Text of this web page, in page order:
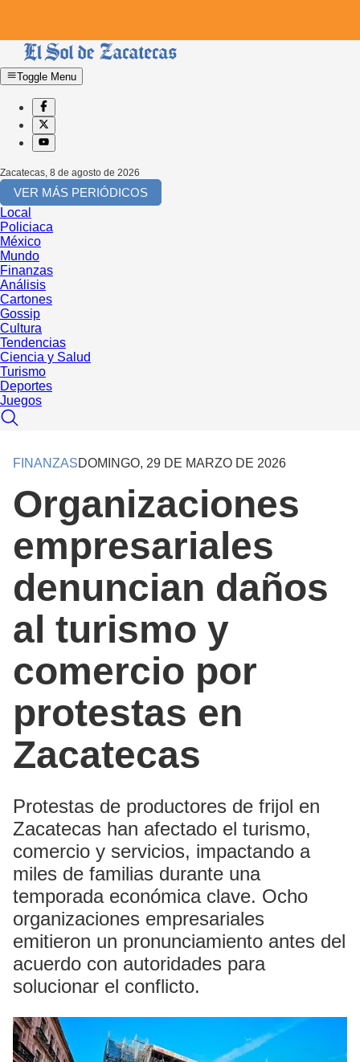
Toggle Menu
Zacatecas, 8 de agosto de 2026
VER MÁS PERIÓDICOS
Local
Policiaca
México
Mundo
Finanzas
Análisis
Cartones
Gossip
Cultura
Tendencias
Ciencia y Salud
Turismo
Deportes
Juegos
FINANZASDOMINGO, 29 DE MARZO DE 2026
Organizaciones
empresariales
denuncian daños
al turismo y
comercio por
protestas en
Zacatecas
Protestas de productores de frijol en
Zacatecas han afectado el turismo,
comercio y servicios, impactando a
miles de familias durante una
temporada económica clave. Ocho
organizaciones empresariales
emitieron un pronunciamiento antes del
acuerdo con autoridades para
solucionar el conflicto.